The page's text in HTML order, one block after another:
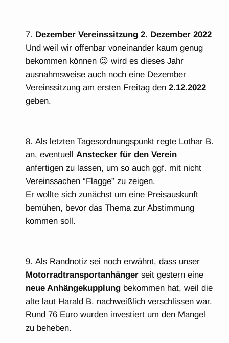
Dezember Vereinssitzung 2. Dezember 2022
Und weil wir offenbar voneinander kaum genug
bekommen können 😉 wird es dieses Jahr
ausnahmsweise auch noch eine Dezember
Vereinssitzung am ersten Freitag den2.12.2022
geben.
Als letzten Tagesordnungspunkt regte Lothar B.
an, eventuellAnstecker für den Verein
anfertigen zu lassen, um so auch ggf. mit nicht
Vereinssachen “Flagge” zu zeigen.
Er wollte sich zunächst um eine Preisauskunft
bemühen, bevor das Thema zur Abstimmung
kommen soll.
Als Randnotiz sei noch erwähnt, dass unser
Motorradtransportanhänger seit gestern eine
neue Anhängekupplung bekommen hat, weil die
alte laut Harald B. nachweißlich verschlissen war.
Rund 76 Euro wurden investiert um den Mangel
zu beheben.